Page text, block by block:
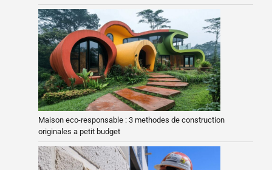
Maison eco-responsable : 3 methodes de construction
originales a petit budget